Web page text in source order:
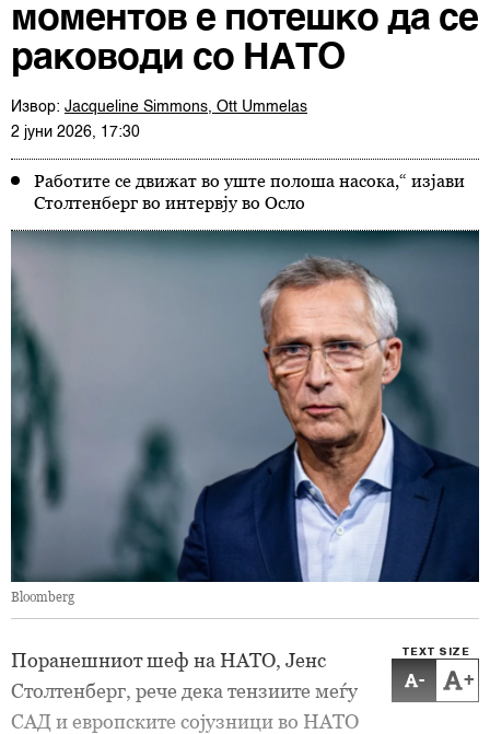
моментов е потешко да се
раководи со НАТО
Извор: Jacqueline Simmons, Ott Ummelas
2 јуни 2026, 17:30
Работите се движат во уште полоша насока,“ изјави
Столтенберг во интервју во Осло
Bloomberg
TEXT SIZE
- +
Поранешниот шеф на НАТО, Јенс
Столтенберг, рече дека тензиите меѓу
САД и европските сојузници во НАТО